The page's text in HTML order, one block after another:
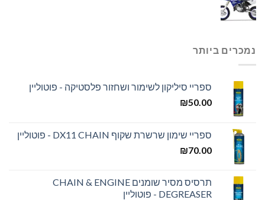
נמכרים ביותר
ספריי סיליקון לשימור ושחזור פלסטיקה - פוטוליין
₪50.00
ספריי שימון שרשרת שקוף DX11 CHAIN - פוטוליין
₪70.00
תרסיס מסיר שומנים CHAIN & ENGINE
DEGREASER - פוטוליין